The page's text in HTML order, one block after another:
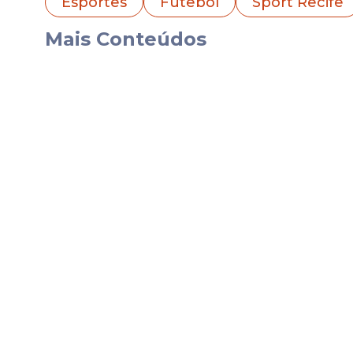
Esta será a segunda passagem de
peça fundamental no acesso do Dragão
gols.
Mais Conteúdos